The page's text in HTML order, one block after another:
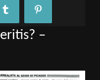
Tumblr Pinterest
–